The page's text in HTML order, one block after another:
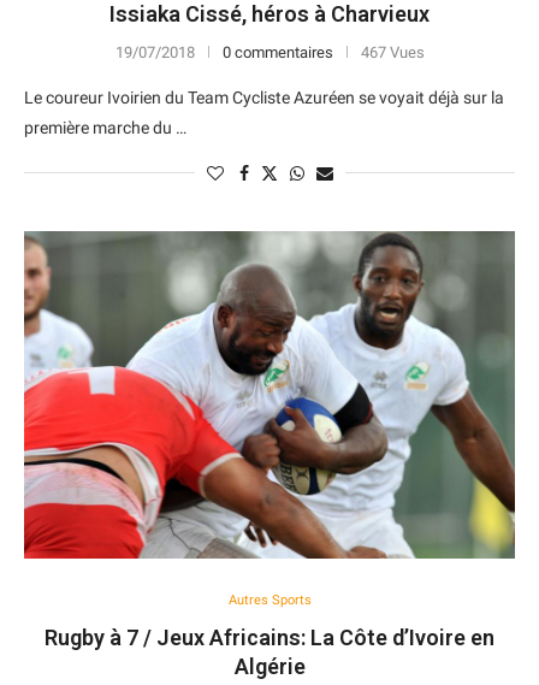
Issiaka Cissé, héros à Charvieux
19/07/2018 0 commentaires 467 Vues
Le coureur Ivoirien du Team Cycliste Azuréen se voyait déjà sur la
première marche du …
Autres Sports
Rugby à 7 / Jeux Africains: La Côte d’Ivoire en
Algérie